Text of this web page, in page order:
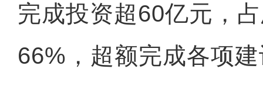
完成投资超60亿元，
66%，超额完成各项